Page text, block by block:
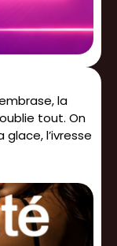
la
tout. On
l’ivresse